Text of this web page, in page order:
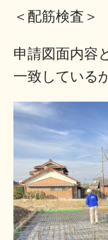
＜配筋検査＞
申請図面内容
一致している